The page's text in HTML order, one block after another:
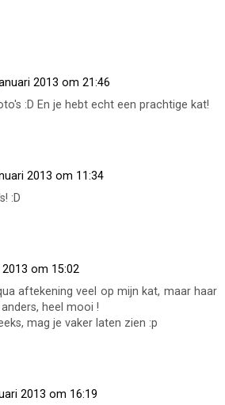
2013 om 21:46
:D En je hebt echt een prachtige kat!
2013 om 11:34
:D
om 15:02
aftekening veel op mijn kat, maar haar
heel mooi !
mag je vaker laten zien :p
2013 om 16:19